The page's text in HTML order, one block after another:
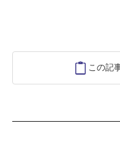
この記